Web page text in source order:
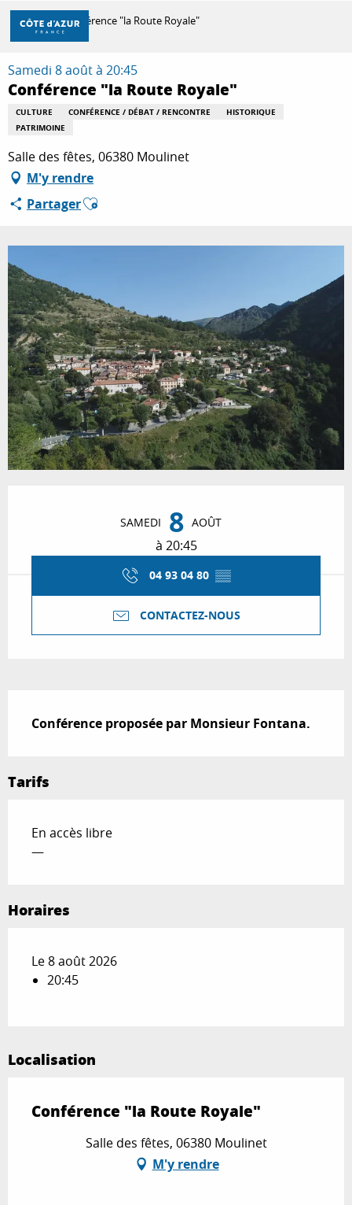
Aller
contenu
principal
DÉCOUVRIR
À FAIRE
SÉJOURNER
Accueil Conférence "la Route Royale"
Samedi 8 août à 20:45
Conférence "la Route Royale"
CULTURE CONFÉRENCE / DÉBAT / RENCONTRE
HISTORIQUE
PATRIMOINE
Salle des fêtes, 06380 Moulinet
M'y rendre
PartagerAjouter aux favoris
SAMEDI 8 AOÛT
à 20:45
04 93 04 80 ▒▒
CONTACTEZ-NOUS
Conférence proposée par Monsieur Fontana.
Tarifs
En accès libre
—
Horaires
Le 8 août 2026
20:45
Localisation
Conférence "la Route Royale"
Salle des fêtes, 06380 Moulinet
M'y rendre